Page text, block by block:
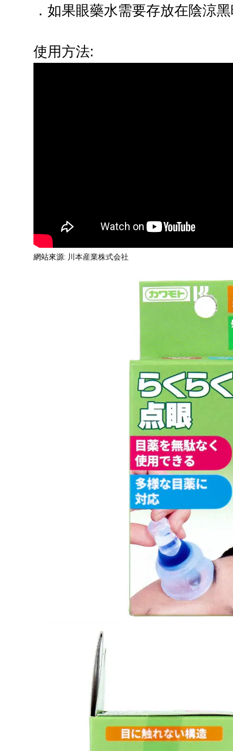
．如果眼藥水需要存放在陰涼
使用方法:
網站來源: 川本産業株式会社